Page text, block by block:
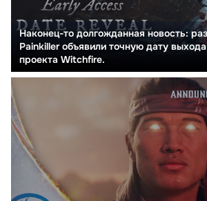
Наконец-то долгожданная новость:
Painkiller объявили точную дату
проекта Witchfire.